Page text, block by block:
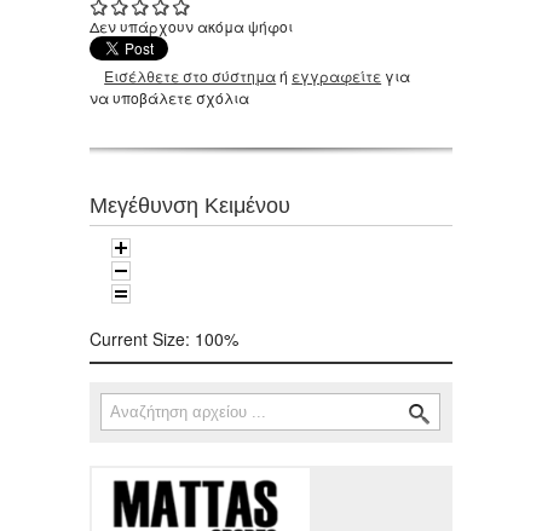
Δεν υπάρχουν ακόμα ψήφοι
Εισέλθετε στο σύστημαή εγγραφείτε για
να υποβάλετε σχόλια
Μεγέθυνση Κειμένου
Current Size: 100%
Φόρμα αναζήτησης
Αναζήτηση